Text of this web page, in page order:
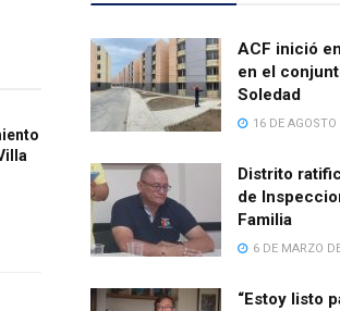
ACF inició
en el
Soledad
16 DE
Distrito
de
Familia
6 DE MARZO
“Estoy listo